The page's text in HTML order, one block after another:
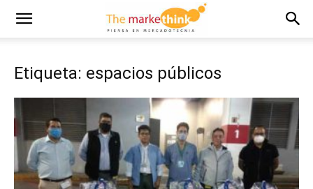
Etiqueta: espacios públicos